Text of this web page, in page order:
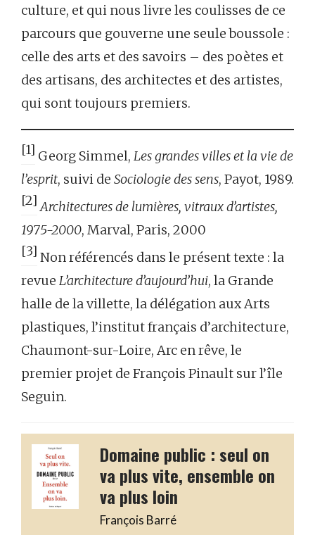
culture, et qui nous livre les coulisses de ce
parcours que gouverne une seule boussole :
celle des arts et des savoirs – des poètes et
des artisans, des architectes et des artistes,
qui sont toujours premiers.
[1] Georg Simmel, Les grandes villes et la vie de
l’esprit, suivi de Sociologie des sens, Payot, 1989.
[2] Architectures de lumières, vitraux d’artistes,
1975-2000, Marval, Paris, 2000
[3] Non référencés dans le présent texte : la
revue L’architecture d’aujourd’hui, la Grande
halle de la villette, la délégation aux Arts
plastiques, l’institut français d’architecture,
Chaumont-sur-Loire, Arc en rêve, le
premier projet de François Pinault sur l’île
Seguin.
Domaine public : seul on
va plus vite, ensemble on
va plus loin
François Barré